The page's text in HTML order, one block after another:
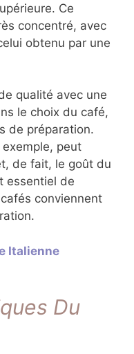
Ce
concentré, avec
obtenu par une
qualité avec une
le choix du café,
de préparation.
peut
de fait, le goût du
essentiel de
conviennent
Italienne
Du